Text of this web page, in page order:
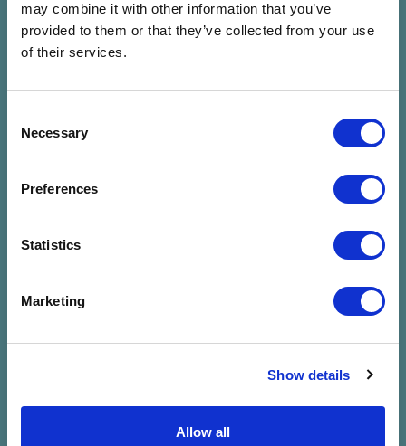
may combine it with other information that you’ve
provided to them or that they’ve collected from your use
of their services.
Selection
Necessary
Preferences
Statistics
Marketing
Show details
Allow all
Nincs találat a
megadott
szűrésre